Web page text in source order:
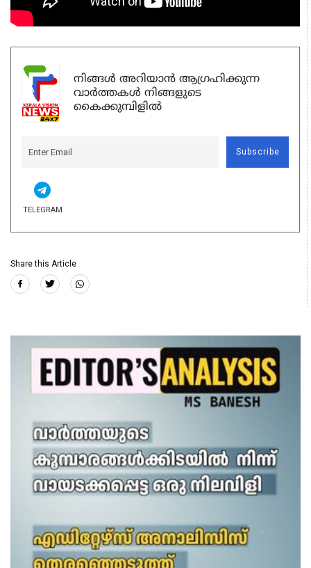
നിങ്ങൾ അറിയാൻ ആഗ്രഹിക്കുന്ന
വാർത്തകൾ നിങ്ങളുടെ
കൈക്കുമ്പിളിൽ
Subscribe
TELEGRAM
Share this Article